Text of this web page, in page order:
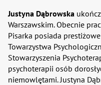
Justyna Dąbrowska
Warszawskim. Obecnie
Pisarka posiada
Towarzystwa
Stowarzyszenia
psychoterapii osób
niemowlętami. Justyna